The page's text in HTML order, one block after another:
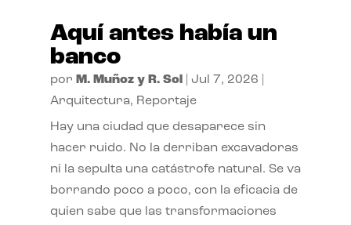
Aquí antes había un
banco
por M. Muñoz y R. Sol Jul 7, 2026
Arquitectura, Reportaje
Hay una ciudad que desaparece sin
hacer ruido. No la derriban excavadoras
ni la sepulta una catástrofe natural. Se va
borrando poco a poco, con la eficacia de
quien sabe que las transformaciones